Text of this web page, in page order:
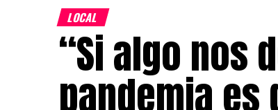
LOCAL
“Si algo nos
pandemia es